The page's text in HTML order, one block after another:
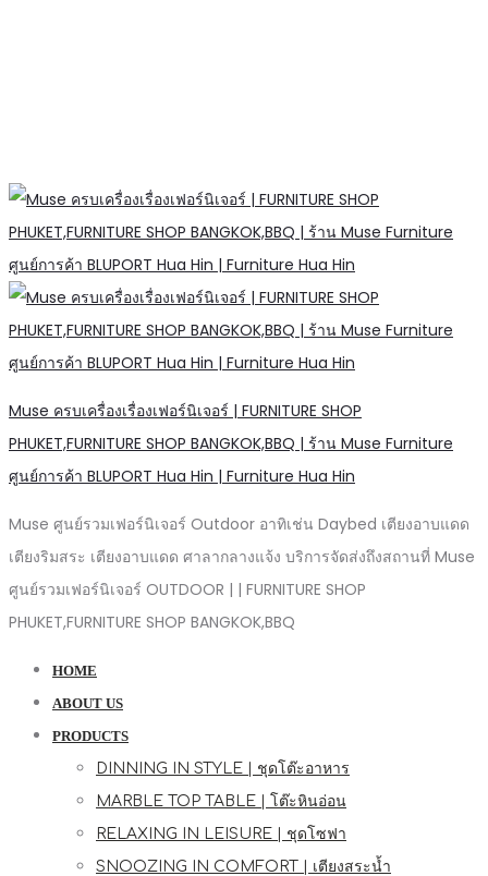
Muse ครบเครื่องเรื่องเฟอร์นิเจอร์ | FURNITURE SHOP
PHUKET,FURNITURE SHOP BANGKOK,BBQ | ร้าน Muse Furniture
ศูนย์การค้า BLUPORT Hua Hin | Furniture Hua Hin
Muse ศูนย์รวมเฟอร์นิเจอร์ Outdoor อาทิเช่น Daybed เตียงอาบแดด
เตียงริมสระ เตียงอาบแดด ศาลากลางแจ้ง บริการจัดส่งถึงสถานที่ Muse
ศูนย์รวมเฟอร์นิเจอร์ OUTDOOR | | FURNITURE SHOP
PHUKET,FURNITURE SHOP BANGKOK,BBQ
HOME
ABOUT US
PRODUCTS
DINNING IN STYLE | ชุดโต๊ะอาหาร
MARBLE TOP TABLE | โต๊ะหินอ่อน
RELAXING IN LEISURE | ชุดโซฟา
SNOOZING IN COMFORT | เตียงสระน้ำ